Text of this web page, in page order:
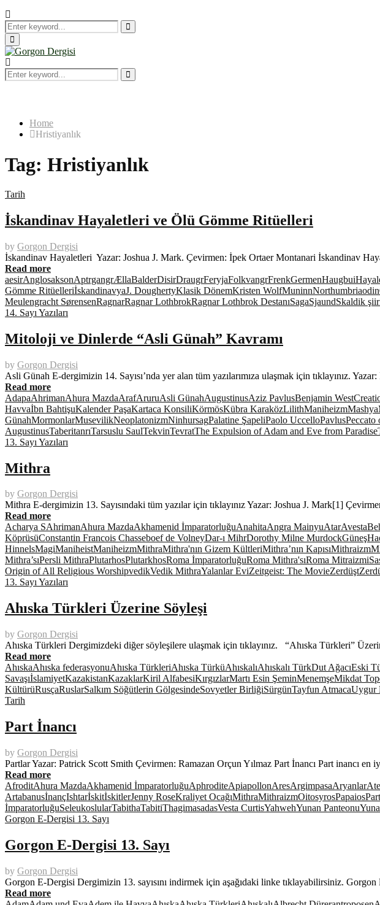
Search
for:
Search
Primary
Menu
Search
for:
Search
Home
Hristiyanlık
Tag: Hristiyanlık
Tarih
İskandinav Hayaletleri ve Ölü Gömme Ritüelleri
by Gorgon Dergisi
İskandinav Hayaletleri Yazar: Joshua J. Mark. Çevirmen: İpek Ortaer Montanari İskandinav
Read more
aesirAnglosaksonAptrgangrÆllaBalderDisirDraugrFeryjaFolkvangrFrenkGermenHaugbui
Gömme RitüelleriİskandinavyaJ. DoughertyKlasik DönemKristen WolfMuninnNorthumbriaodin
Meulengracht SørensenRagnarRagnar LothbrokRagnar Lothbrok DestanıSagaSjaundSkaldik
14. Sayı Yazıları
Mitoloji ve Dinlerde “Asli Günah” Kavramı
by Gorgon Dergisi
Asli Günah E-dergimizin 14. Sayısı’nda yer alan tüm yazılarımıza ulaşmak için tıklayınız.
Read more
AdapaAhrimanAhura MazdaArafAruruAsli GünahAugustinusAziz PavlusBenjamin West
Havvaİbn BahtişuKalender PaşaKartaca KonsiliKörmösKübra KaraközLilithManiheizmMashya
GünahMormonlarMusevilikNeoplatonizmNinhursagPalatine ŞapeliPaolo UccelloPavlusPeccato
AugustinusTaberitanrıTarsuslu SaulTekvinTevratThe Expulsion of Adam and Eve from Paradise
13. Sayı Yazıları
Mithra
by Gorgon Dergisi
Mithra E-dergimizin 13. Sayısındaki tüm yazılar için tıklayınız Yazar: Joshua J. Mark[1]
Read more
Acharya SAhrimanAhura MazdaAkhamenid İmparatorluğuAnahitaAngra MainyuAtarAvesta
KöprüsüConstantin Francois Chasseboef de VolneyDar-ı MihrDorothy Milne MurdockGüneş
HinnelsMagiManiheistManiheizmMithraMithra'nın Gizem KültleriMithra’nın KapısıMithraizm
Mithra’sıPersli MithraPlutarhosPlutarkhosRoma İmparatorluğuRoma Mithra'sıRoma Mitraizmi
Origin of All Religious WorshipvedikVedik MithraYalanlar EviZeitgeist: The MovieZerdüşt
13. Sayı Yazıları
Ahıska Türkleri Üzerine Söyleşi
by Gorgon Dergisi
Ahıska Türkleri Dergimizdeki diğer söyleşilere ulaşmak için tıklayınız. “Ahıska Türkleri”
Read more
AhıskaAhıska federasyonuAhıska TürkleriAhıska TürküAhıskalıAhıskalı TürkDut AğacıEski
SavaşıİslamiyetKazakistanKazaklarKiril AlfabesiKırgızlarMartı Esin ŞeminMenemşeMikdat
KültürüRusçaRuslarSalkım Söğütlerin GölgesindeSovyetler BirliğiSürgünTayfun AtmacaUygur
Tarih
Part İnancı
by Gorgon Dergisi
Partlar Yazar: Patrick Scott Smith Çevirmen: Ramazan Orçun Yılmaz Part İnancı Part inancı en
Read more
AfroditAhura MazdaAkhamenid İmparatorluğuAphroditeApiapollonAresArgimpasaAryanlar
ArtabanusİnançIshtarİskitİskitlerJenny RoseKraliyet OcağıMithraMithraizmOitosyrosPapaios
İmparatorluğuSeleukoslularTabithaTabitiThagimasadasVesta CurtisYahwehYunan Panteonu
Gorgon E-Dergisi 13. Sayı
Gorgon E-Dergisi 13. Sayı
by Gorgon Dergisi
Gorgon E-Dergisi Dergimizin 13. sayısını indirmek için aşağıdaki linke tıklayabilirsiniz.
Read more